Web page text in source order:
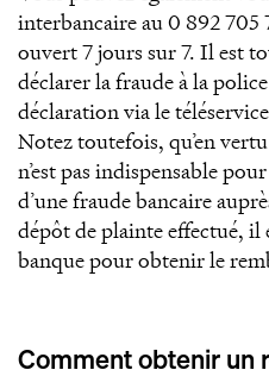
interbancaire au 0 892 705
ouvert 7 jours sur 7. Il est
déclarer la fraude à la
déclaration via le
Notez toutefois, qu’en
n’est pas indispensable
d’une fraude bancaire
dépôt de plainte effectué, il
banque pour obtenir le
Comment obtenir un